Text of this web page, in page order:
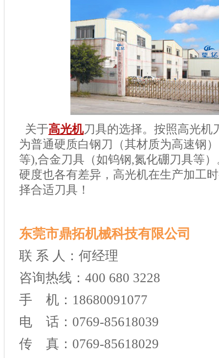
关于高光机刀具的选择。按照高光机
为普通硬质白钢刀（其材质为高速钢
等),合金刀具（如钨钢,氮化硼刀具等
硬度也各有差异，高光机在生产加工
择合适刀具！
东莞市鼎拓机械科技有限公司
联 系 人：何经理
咨询热线：400 680 3228
手 机：18680091077
电 话：0769-85618039
传 真：0769-85618029